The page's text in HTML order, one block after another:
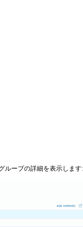
ープの詳細を表示します: